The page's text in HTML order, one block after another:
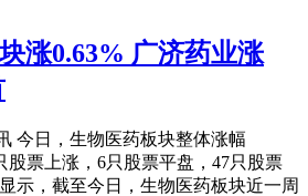
涨0.63% 广济药业涨
日，生物医药板块整体涨幅
股票上涨，6只股票平盘，47只股票
，截至今日，生物医药板块近一周